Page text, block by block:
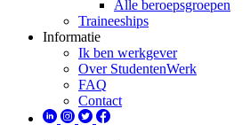
Alle beroepsgroepen
Traineeships
Informatie
Ik ben werkgever
Over StudentenWerk
FAQ
Contact